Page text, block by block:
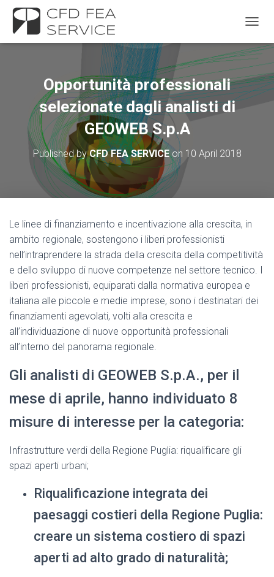
Opportunità professionali
selezionate dagli analisti di
GEOWEB S.p.A
Published byCFD FEA SERVICEon 10 April 2018
Le linee di finanziamento e incentivazione alla crescita, in
ambito regionale, sostengono i liberi professionisti
nell’intraprendere la strada della crescita della competitività
e dello sviluppo di nuove competenze nel settore tecnico. I
liberi professionisti, equiparati dalla normativa europea e
italiana alle piccole e medie imprese, sono i destinatari dei
finanziamenti agevolati, volti alla crescita e
all’individuazione di nuove opportunità professionali
all’interno del panorama regionale.
Gli analisti di GEOWEB S.p.A., per il
mese di aprile, hanno individuato 8
misure di interesse per la categoria:
Infrastrutture verdi della Regione Puglia: riqualificare gli
spazi aperti urbani;
Riqualificazione integrata dei
paesaggi costieri della Regione Puglia:
creare un sistema costiero di spazi
aperti ad alto grado di naturalità;